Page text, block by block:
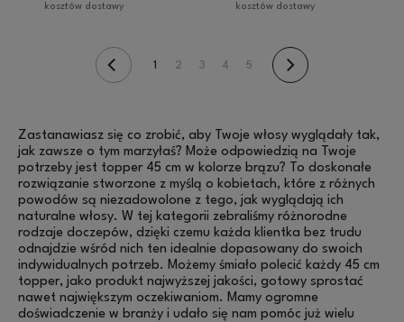
kosztów dostawy
kosztów dostawy
1 2 3 4 5
Zastanawiasz się co zrobić, aby Twoje włosy wyglądały tak,
jak zawsze o tym marzyłaś? Może odpowiedzią na Twoje
potrzeby jest topper 45 cm w kolorze brązu? To doskonałe
rozwiązanie stworzone z myślą o kobietach, które z różnych
powodów są niezadowolone z tego, jak wyglądają ich
naturalne włosy. W tej kategorii zebraliśmy różnorodne
rodzaje doczepów, dzięki czemu każda klientka bez trudu
odnajdzie wśród nich ten idealnie dopasowany do swoich
indywidualnych potrzeb. Możemy śmiało polecić każdy 45 cm
topper, jako produkt najwyższej jakości, gotowy sprostać
nawet największym oczekiwaniom. Mamy ogromne
doświadczenie w branży i udało się nam pomóc już wielu